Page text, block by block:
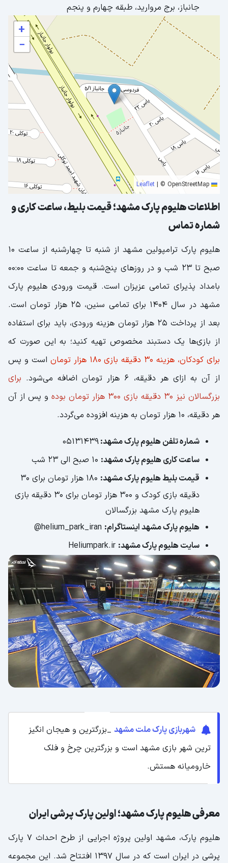
جانباز، برج مروارید، طبقه چهارم و پنجم
+
−
| © OpenStreetMap
اطلاعات هلیوم پارک مشهد؛ قیمت بلیط، ساعت کاری و
شماره‌ تماس
هلیوم پارک ترامپولین مشهد از شنبه تا چهارشنبه از ساعت ۱۰
صبح تا ۲۳ شب و در روزهای پنج‌شنبه و جمعه تا ساعت ۰۰:۰۰
بامداد پذیرای تمامی عزیزان است. قیمت ورودی هلیوم پارک
مشهد در سال ۱۴۰۴ برای تمامی سنین، 25 هزار تومان است.
بعد از پرداخت ۲۵ هزار تومان هزینه ورودی، باید برای استفاده
از بازی‌ها یک دستبند مخصوص تهیه کنید؛ به این صورت که
برای کودکان، هزینه ۳۰ دقیقه بازی ۱۸۰ هزار تومان
است و پس
از آن به ازای هر دقیقه، ۶ هزار تومان اضافه می‌شود.
برای
بزرگسالان نیز ۳۰ دقیقه بازی ۳۰۰ هزار تومان بوده
و پس از آن
هر دقیقه، ۱۰ هزار تومان به هزینه افزوده می‌گردد.
شماره تلفن هلیوم پارک مشهد:۰۵۱۳۱۴۳۹
ساعت کاری هلیوم پارک مشهد:
قیمت بلیط هلیوم پارک مشهد:
۱۸۰ هزار تومان برای ۳۰
دقیقه بازی کودک و 300 هزار تومان برای ۳۰ دقیقه بازی
هلیوم پارک مشهد بزرگسالان
هلیوم پارک مشهد اینستاگرام:
سایت هلیوم پارک مشهد:
شهربازی پارک ملت مشهد _بزرگترین و هیجان انگیز
ترین شهر بازی مشهد است و بزرگترین چرخ و فلک
خارومیانه هستش.
معرفی هلیوم پارک مشهد؛ اولین پارک پرشی ایران
هلیوم پارک، مشهد اولین پروژه اجرایی از طرح احداث ۷ پارک
پرشی در ایران است که در سال ۱۳۹۷ افتتاح شد. این مجموعه